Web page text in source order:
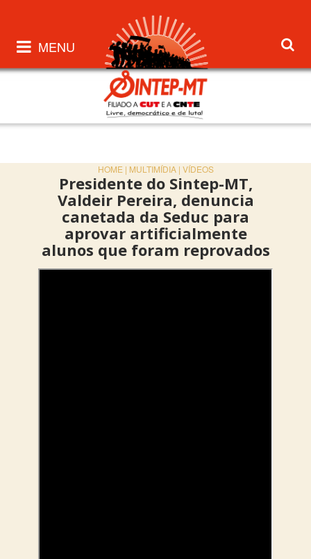
MENU
HOME | MULTIMÍDIA | VÍDEOS
Presidente do Sintep-MT,
Valdeir Pereira, denuncia
canetada da Seduc para
aprovar artificialmente
alunos que foram reprovados